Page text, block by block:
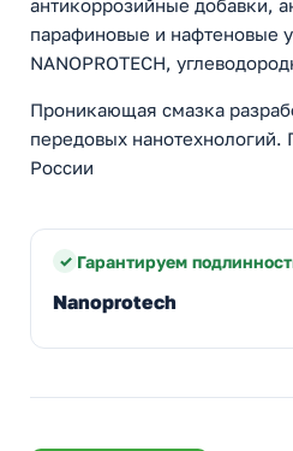
антикоррозийные добавки,
парафиновые и нафтеновые
NANOPROTECH,
Проникающая смазка
передовых нанотехнологий.
России
Гарантируем
Nanoprotech